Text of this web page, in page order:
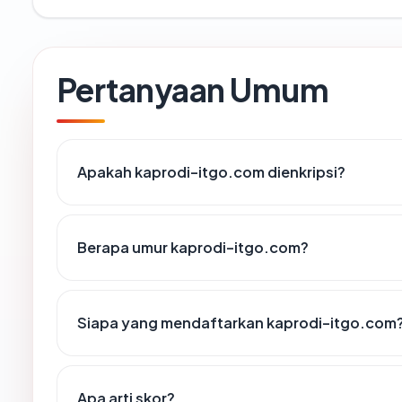
Pertanyaan Umum
Apakah kaprodi-itgo.com dienkripsi?
Berapa umur kaprodi-itgo.com?
Siapa yang mendaftarkan kaprodi-
Apa arti skor?